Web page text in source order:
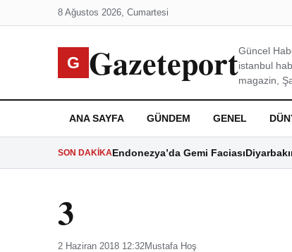
8 Ağustos 2026, Cumartesi
G GazeteportGüncel
istanbul
magazin,
ANA SAYFA GÜNDEM GENEL
SON DAKIKAEndonezya’da Gemi Faciası
3
2 Haziran 2018 12:32Mustafa Hoş